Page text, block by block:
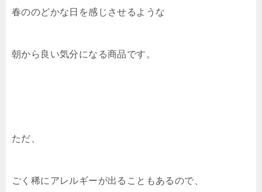
春ののどかな日を感じさせるような
朝から良い気分になる商品です。
ただ、
ごく稀にアレルギーが出ることもあるので、